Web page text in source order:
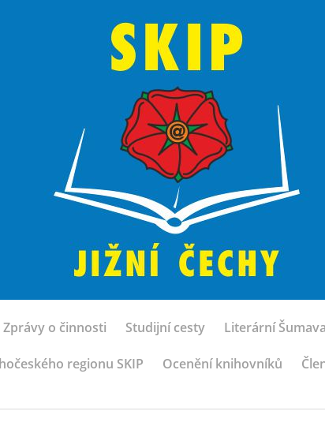
Zprávy o činnosti Studijní cesty Literární Šumava
regionu SKIP Ocenění knihovníků